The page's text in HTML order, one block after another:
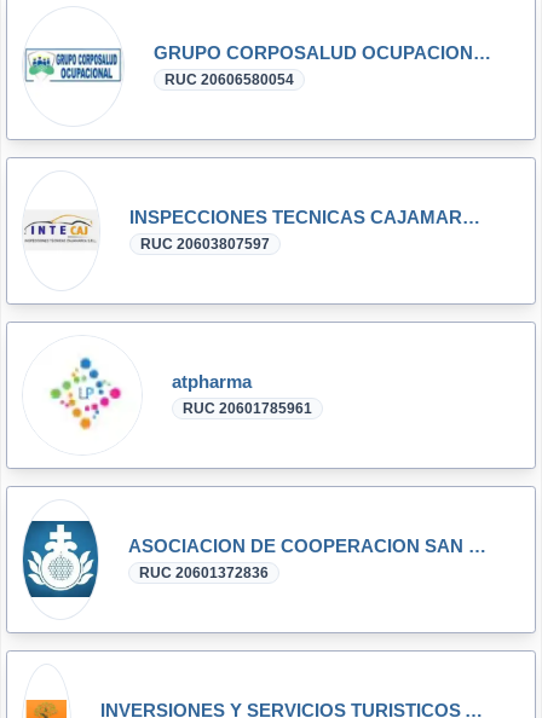
GRUPO CORPOSALUD OCUPACIONAL S.A.C.
RUC 20606580054
INSPECCIONES TECNICAS CAJAMARCA S.R.L.- INTECAJ S.R.L.
RUC 20603807597
atpharma
RUC 20601785961
ASOCIACION DE COOPERACION SAN JUAN DE DIOS - A.C.S.J.D.
RUC 20601372836
INVERSIONES Y SERVICIOS TURISTICOS ARANJUEZ SOCIEDAD COMERCIAL DE RESPONSABILIDAD LIMITADA-